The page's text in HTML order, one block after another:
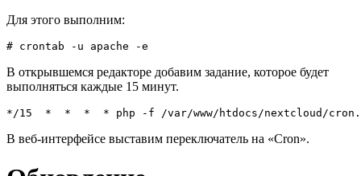
Для этого выполним:
# crontab -u apache -e
В открывшемся редакторе добавим задание, которое будет
выполняться каждые 15 минут.
*/15  *  *  *  * php -f /var/www/htdocs/nextcloud/
В веб-интерфейсе выставим переключатель на «Cron».